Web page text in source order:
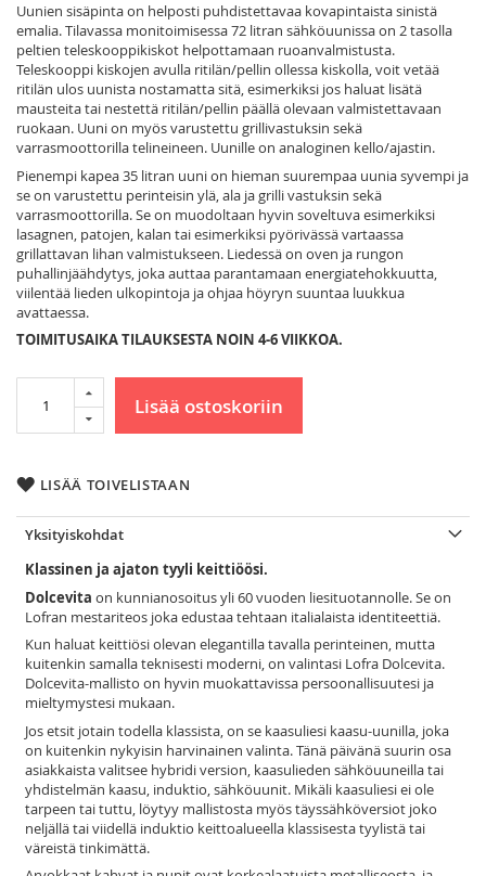
Uunien sisäpinta on helposti puhdistettavaa kovapintaista sinistä
emalia. Tilavassa monitoimisessa 72 litran sähköuunissa on 2 tasolla
peltien teleskooppikiskot helpottamaan ruoanvalmistusta.
Teleskooppi kiskojen avulla ritilän/pellin ollessa kiskolla, voit vetää
ritilän ulos uunista nostamatta sitä, esimerkiksi jos haluat lisätä
mausteita tai nestettä ritilän/pellin päällä olevaan valmistettavaan
ruokaan. Uuni on myös varustettu grillivastuksin sekä
varrasmoottorilla telineineen. Uunille on analoginen kello/ajastin.
Pienempi kapea 35 litran uuni on hieman suurempaa uunia syvempi ja
se on varustettu perinteisin ylä, ala ja grilli vastuksin sekä
varrasmoottorilla. Se on muodoltaan hyvin soveltuva esimerkiksi
lasagnen, patojen, kalan tai esimerkiksi pyörivässä vartaassa
grillattavan lihan valmistukseen. Liedessä on oven ja rungon
puhallinjäähdytys, joka auttaa parantamaan energiatehokkuutta,
viilentää lieden ulkopintoja ja ohjaa höyryn suuntaa luukkua
avattaessa.
TOIMITUSAIKA TILAUKSESTA NOIN 4-6 VIIKKOA.
Lisää ostoskoriin
LISÄÄ TOIVELISTAAN
Yksityiskohdat
Klassinen ja ajaton tyyli keittiöösi.
Dolcevita on kunnianosoitus yli 60 vuoden liesituotannolle. Se on
Lofran mestariteos joka edustaa tehtaan italialaista identiteettiä.
Kun haluat keittiösi olevan elegantilla tavalla perinteinen, mutta
kuitenkin samalla teknisesti moderni, on valintasi Lofra Dolcevita.
Dolcevita-mallisto on hyvin muokattavissa persoonallisuutesi ja
mieltymystesi mukaan.
Jos etsit jotain todella klassista, on se kaasuliesi kaasu-uunilla, joka
on kuitenkin nykyisin harvinainen valinta. Tänä päivänä suurin osa
asiakkaista valitsee hybridi version, kaasulieden sähköuuneilla tai
yhdistelmän kaasu, induktio, sähköuunit. Mikäli kaasuliesi ei ole
tarpeen tai tuttu, löytyy mallistosta myös täyssähköversiot joko
neljällä tai viidellä induktio keittoalueella klassisesta tyylistä tai
väreistä tinkimättä.